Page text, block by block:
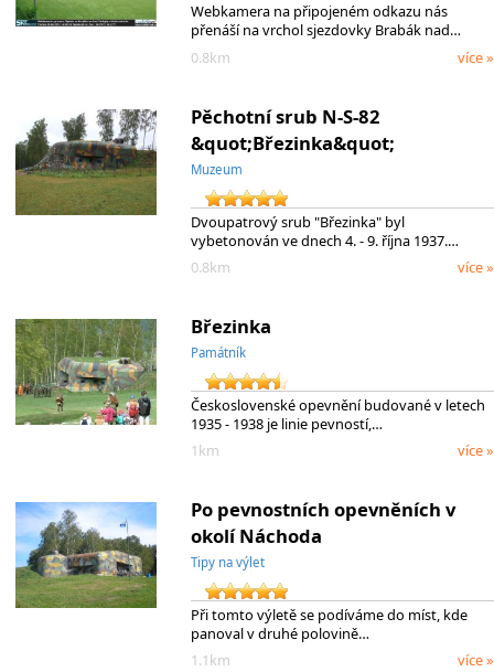
Webkamera na připojeném odkazu nás
přenáší na vrchol sjezdovky Brabák nad…
0.8km
více »
Pěchotní srub N-S-82
&quot;Březinka&quot;
Muzeum
Dvoupatrový srub "Březinka" byl
vybetonován ve dnech 4. - 9. října 1937.…
0.8km
více »
Březinka
Památník
Československé opevnění budované v letech
1935 - 1938 je linie pevností,…
1km
více »
Po pevnostních opevněních v
okolí Náchoda
Tipy na výlet
Při tomto výletě se podíváme do míst, kde
panoval v druhé polovině…
1.1km
více »